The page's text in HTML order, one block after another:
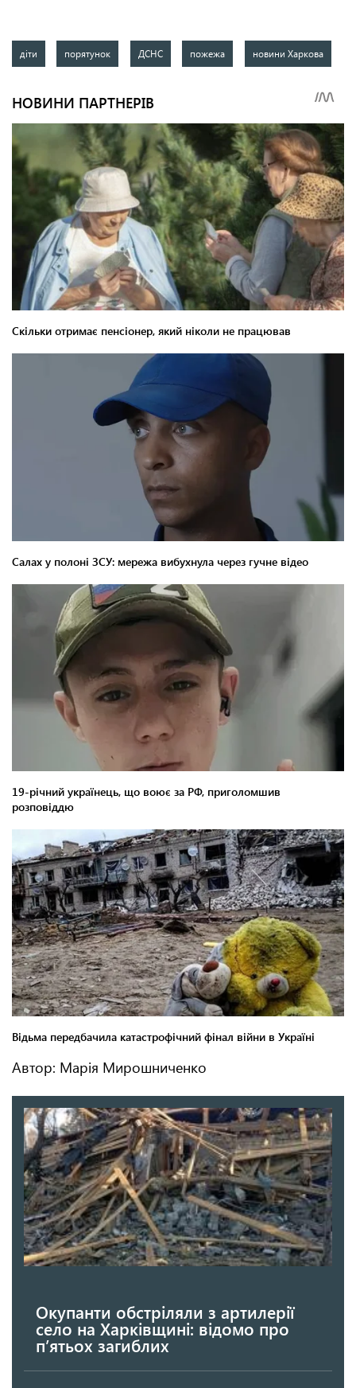
діти порятунок ДСНС пожежа новини Харкова
Автор: Марія Мирошниченко
Окупанти обстріляли з артилерії
село на Харківщині: відомо про
п’ятьох загиблих